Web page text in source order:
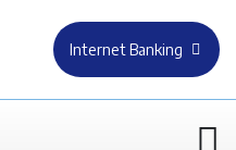
Internet Banking